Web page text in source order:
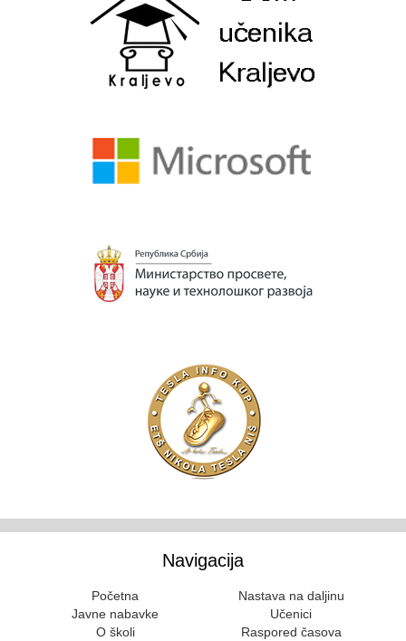
Navigacija
Početna
Nastava na daljinu
Javne nabavke
Učenici
O školi
Raspored časova